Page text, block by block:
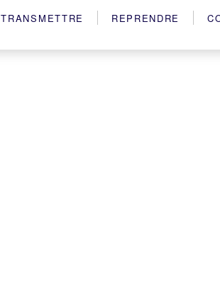
TRANSMETTRE REPRENDRE